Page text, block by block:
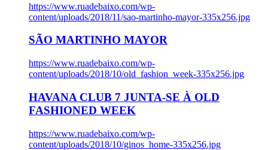
https://www.ruadebaixo.com/wp-
content/uploads/2018/11/sao-martinho-mayor-335x256.jpg
SÃO MARTINHO MAYOR
https://www.ruadebaixo.com/wp-
content/uploads/2018/10/old_fashion_week-335x256.jpg
HAVANA CLUB 7 JUNTA-SE À OLD
FASHIONED WEEK
https://www.ruadebaixo.com/wp-
content/uploads/2018/10/ginos_home-335x256.jpg